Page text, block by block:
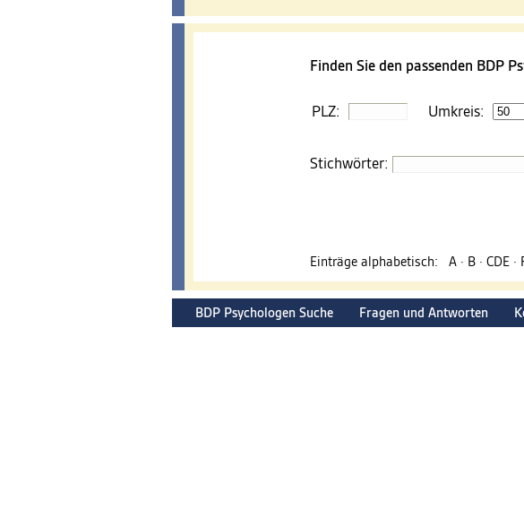
Finden Sie den passenden BDP
PLZ: Umkreis:
Stichwörter:
Einträge alphabetisch: A· B· CDE·
BDP Psychologen Suche Fragen und Antworten